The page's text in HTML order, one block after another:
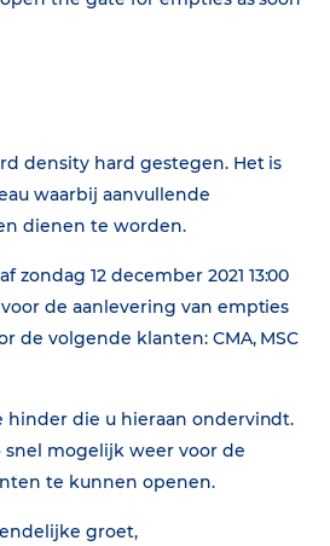
density hard gestegen. Het is
waarbij aanvullende
dienen te worden.
zondag 12 december 2021 13:00
de aanlevering van empties
de volgende klanten: CMA, MSC
hinder die u hieraan ondervindt.
mogelijk weer voor de
te kunnen openen.
groet,